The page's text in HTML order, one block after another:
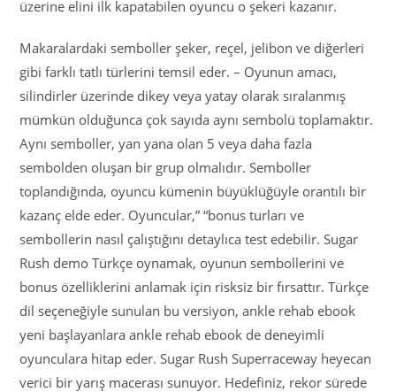
üzerine elini ilk kapatabilen oyuncu o şekeri kazanır.
Makaralardaki semboller şeker, reçel, jelibon ve diğerleri
gibi farklı tatlı türlerini temsil eder. – Oyunun amacı,
silindirler üzerinde dikey veya yatay olarak sıralanmış
mümkün olduğunca çok sayıda aynı sembolü toplamaktır.
Aynı semboller, yan yana olan 5 veya daha fazla
sembolden oluşan bir grup olmalıdır. Semboller
toplandığında, oyuncu kümenin büyüklüğüyle orantılı bir
kazanç elde eder. Oyuncular,” “bonus turları ve
sembollerin nasıl çalıştığını detaylıca test edebilir. Sugar
Rush demo Türkçe oynamak, oyunun sembollerini ve
bonus özelliklerini anlamak için risksiz bir fırsattır. Türkçe
dil seçeneğiyle sunulan bu versiyon, ankle rehab ebook
yeni başlayanlara ankle rehab ebook de deneyimli
oyunculara hitap eder. Sugar Rush Superraceway heyecan
verici bir yarış macerası sunuyor. Hedefiniz, rekor sürede